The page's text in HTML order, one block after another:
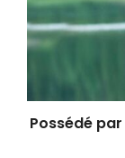
Possédé